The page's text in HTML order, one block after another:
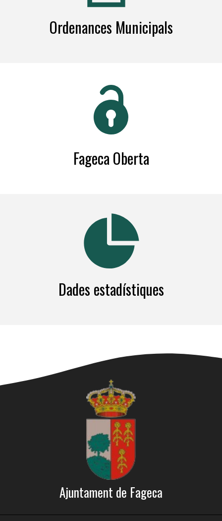
Ordenances Municipals
Fageca Oberta
Dades estadístiques
Ajuntament de Fageca